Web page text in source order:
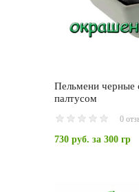
Пельмени черные
палтусом
0
730 руб. за 300 гр